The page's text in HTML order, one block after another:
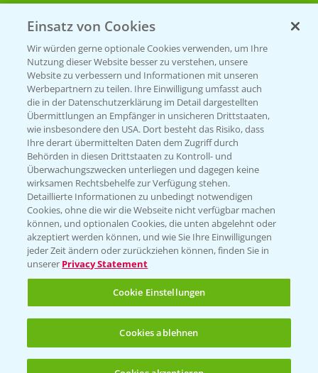
Beratung auf WhatsApp
T.+49 (0)174 346 564 1
KONTAKT
Hilfe in Notfällen
T.+49 (0)214/30-20220
Folgen Sie uns
Einsatz von Cookies
Wir würden gerne optionale Cookies verwenden, um Ihre
Nutzung dieser Website besser zu verstehen, unsere
Website zu verbessern und Informationen mit unseren
Werbepartnern zu teilen. Ihre Einwilligung umfasst auch
die in der Datenschutzerklärung im Detail dargestellten
Übermittlungen an Empfänger in unsicheren Drittstaaten,
wie insbesondere den USA. Dort besteht das Risiko, dass
Ihre derart übermittelten Daten dem Zugriff durch
Behörden in diesen Drittstaaten zu Kontroll- und
Überwachungszwecken unterliegen und dagegen keine
wirksamen Rechtsbehelfe zur Verfügung stehen.
Detaillierte Informationen zu unbedingt notwendigen
Cookies, ohne die wir die Webseite nicht verfügbar machen
können, und optionalen Cookies, die unten abgelehnt oder
akzeptiert werden können, und wie Sie Ihre Einwilligungen
jeder Zeit ändern oder zurückziehen können, finden Sie in
unserer Privacy Statement
Cookie Einstellungen
Cookies ablehnen